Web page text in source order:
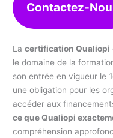
Contactez-
Lacertification Qualiopi
le domaine de la
son entrée en vigueur le
une obligation pour les
accéder aux
ce que Qualiopi
compréhension